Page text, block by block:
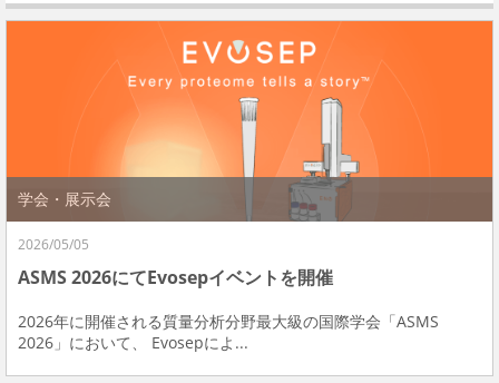
学会・展示会
2026/05/05
ASMS 2026にてEvosepイベントを開催
2026年に開催される質量分析分野最大級の国際学会「ASMS
2026」において、 Evosepによ...